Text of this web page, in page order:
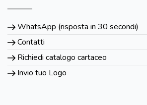
WhatsApp (risposta in 30 secondi)
Contatti
Richiedi catalogo cartaceo
Invio tuo Logo